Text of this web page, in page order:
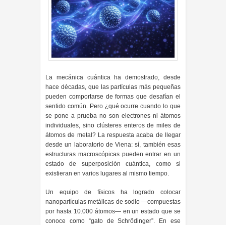
La mecánica cuántica ha demostrado, desde
hace décadas, que las partículas más pequeñas
pueden comportarse de formas que desafían el
sentido común. Pero ¿qué ocurre cuando lo que
se pone a prueba no son electrones ni átomos
individuales, sino clústeres enteros de miles de
átomos de metal? La respuesta acaba de llegar
desde un laboratorio de Viena: sí, también esas
estructuras macroscópicas pueden entrar en un
estado de superposición cuántica, como si
existieran en varios lugares al mismo tiempo.
Un equipo de físicos ha logrado colocar
nanopartículas metálicas de sodio —compuestas
por hasta 10.000 átomos— en un estado que se
conoce como “gato de Schrödinger”. En ese